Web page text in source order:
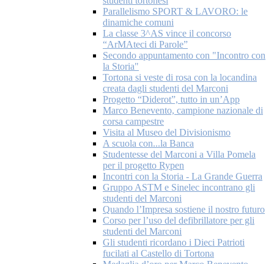
Parallelismo SPORT & LAVORO: le
dinamiche comuni
La classe 3^AS vince il concorso
“ArMAteci di Parole”
Secondo appuntamento con "Incontro con
la Storia"
Tortona si veste di rosa con la locandina
creata dagli studenti del Marconi
Progetto “Diderot”, tutto in un’App
Marco Benevento, campione nazionale di
corsa campestre
Visita al Museo del Divisionismo
A scuola con...la Banca
Studentesse del Marconi a Villa Pomela
per il progetto Rypen
Incontri con la Storia - La Grande Guerra
Gruppo ASTM e Sinelec incontrano gli
studenti del Marconi
Quando l’Impresa sostiene il nostro futuro
Corso per l’uso del defibrillatore per gli
studenti del Marconi
Gli studenti ricordano i Dieci Patrioti
fucilati al Castello di Tortona